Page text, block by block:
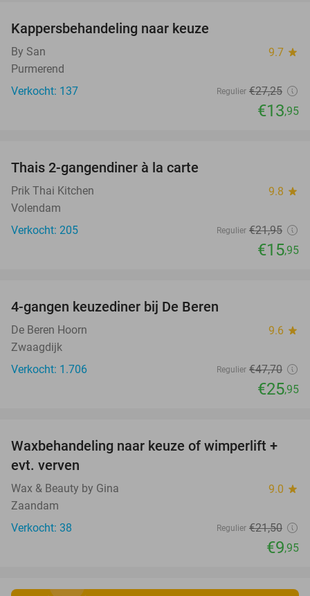
Kappersbehandeling naar keuze
By San 9.7 star
Purmerend
Verkocht: 137
Regulier €27,25
€13,95
Thais 2-gangendiner à la carte
Prik Thai Kitchen 9.8 star
Volendam
Verkocht: 205
Regulier €21,95
€15,95
4-gangen keuzediner bij De Beren
De Beren Hoorn 9.6 star
Zwaagdijk
Verkocht: 1.706
Regulier €47,70
€25,95
54%
Waxbehandeling naar keuze of wimperlift +
evt. verven
Wax & Beauty by Gina 9.0 star
Zaandam
Verkocht: 38
Regulier €21,50
€9,95